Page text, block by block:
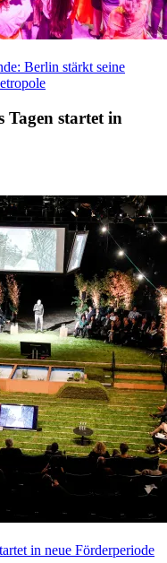
Berlin stärkt seine
Tagen startet in
in neue Förderperiode